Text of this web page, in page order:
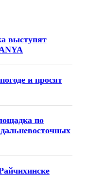
выступят
и просят
по